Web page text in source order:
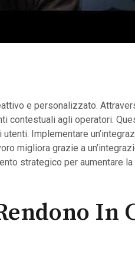
e personalizzato.
contestuali agli operatori.
Implementare
migliora grazie a
strategico per aumentare
In